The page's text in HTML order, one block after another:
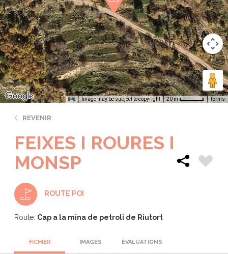
Image may be subject to copyright 20 m Terms
REVENIR
FEIXES I ROURES I
MONSP
ROUTE POI
Route: Cap a la mina de petroli de Riutort
FICHIER IMAGES ÉVALUATIONS